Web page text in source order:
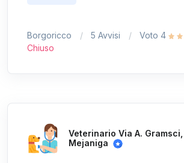
Borgoricco 5 Avvisi
Voto 4
Chiuso
Veterinario Via A. Gramsci,
Mejaniga